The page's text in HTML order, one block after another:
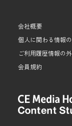
会社概要
個人に関わる情報
ご利用履歴情報の
会員規約